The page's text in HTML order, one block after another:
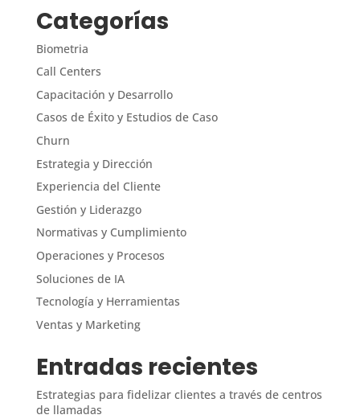
Categorías
Biometria
Call Centers
Capacitación y Desarrollo
Casos de Éxito y Estudios de Caso
Churn
Estrategia y Dirección
Experiencia del Cliente
Gestión y Liderazgo
Normativas y Cumplimiento
Operaciones y Procesos
Soluciones de IA
Tecnología y Herramientas
Ventas y Marketing
Entradas recientes
Estrategias para fidelizar clientes a través de centros
de llamadas